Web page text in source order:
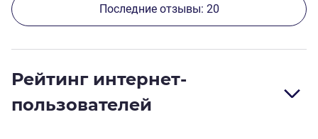
Последние отзывы: 20
Рейтинг интернет-
пользователей